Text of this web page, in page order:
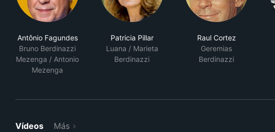
Antônio Fagundes
Bruno Berdinazzi
Mezenga / Antonio
Mezenga
Patricia Pillar
Luana / Marieta
Berdinazzi
Raul Cortez
Geremias
Berdinazzi
Vídeos Más